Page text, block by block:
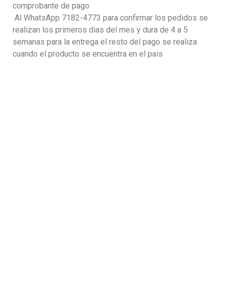
comprobante de pago
Al WhatsApp 7182-4773 para confirmar los pedidos se
realizan los primeros dias del mes y dura de 4 a 5
semanas para la entrega el resto del pago se realiza
cuando el producto se encuentra en el pais